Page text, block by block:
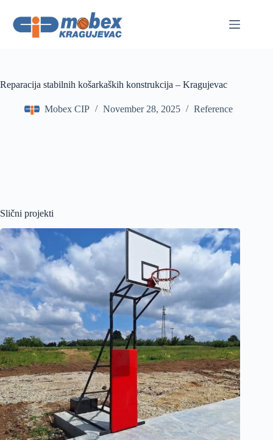
content
Reparacija stabilnih košarkaških konstrukcija – Kragujevac
Mobex CIP November 28, 2025 Reference
Slični projekti